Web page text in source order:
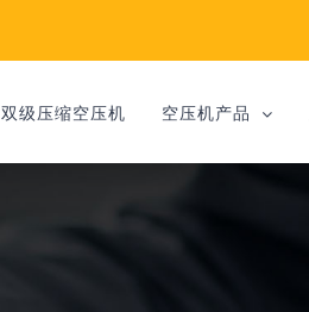
双级压缩空压机 空压机产品